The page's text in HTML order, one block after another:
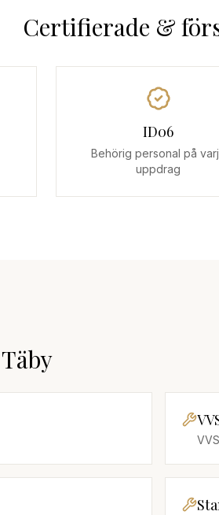
Certifierade &
ID06
Behörig personal på
uppdrag
Täby